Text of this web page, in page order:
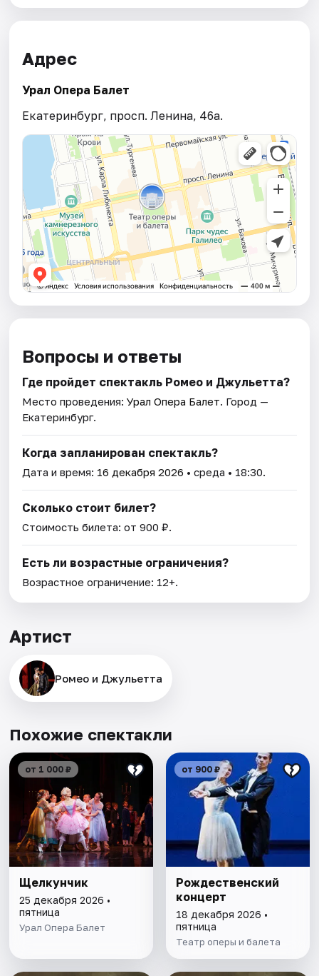
Адрес
Урал Опера Балет
Екатеринбург, просп. Ленина, 46а.
Вопросы и ответы
Где пройдет спектакль Ромео и Джульетта?
Место проведения:Урал Опера Балет. Город —
Екатеринбург.
Когда запланирован спектакль?
Дата и время: 16 декабря 2026 • среда • 18:30.
Сколько стоит билет?
Стоимость билета: от 900 ₽.
Есть ли возрастные ограничения?
Возрастное ограничение: 12+.
Артист
Ромео и Джульетта
Похожие спектакли
от 1 000 ₽
Щелкунчик
25 декабря 2026 •
пятница
Урал Опера Балет
от 900 ₽
Рождественский
концерт
18 декабря 2026 •
пятница
Театр оперы и балета